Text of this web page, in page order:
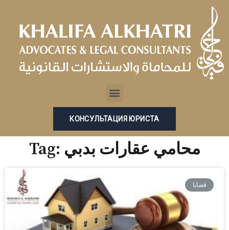
содержимому
Menu
КОНСУЛЬТАЦИЯ ЮРИСТА
Tag: محامي عقارات بدبي
قضايا